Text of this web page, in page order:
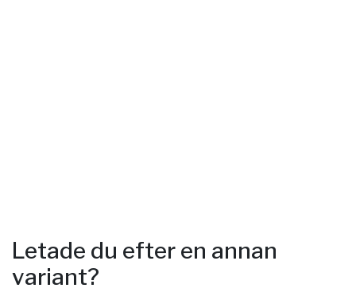
Letade du efter en annan
variant?